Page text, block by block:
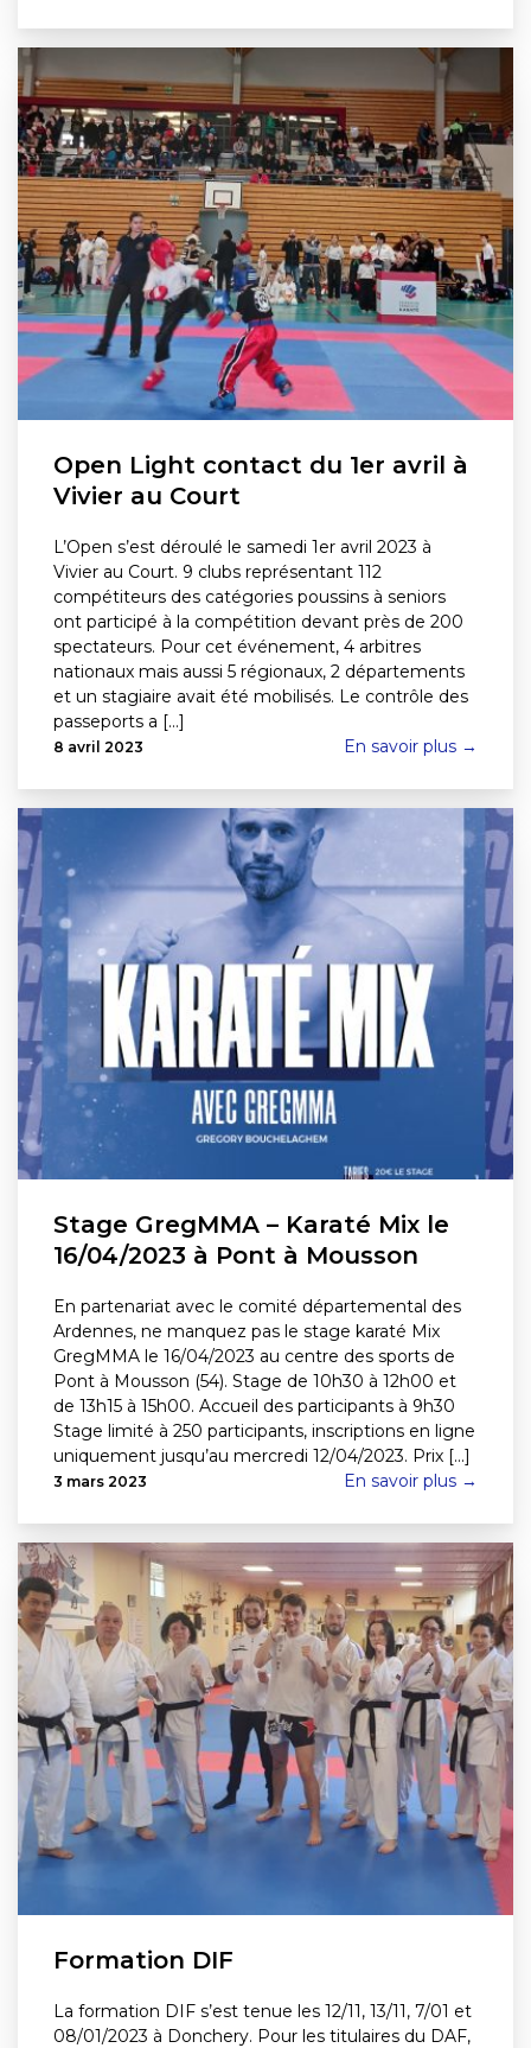
Open Light contact du 1er avril à
Vivier au Court
L’Open s’est déroulé le samedi 1er avril 2023 à
Vivier au Court. 9 clubs représentant 112
compétiteurs des catégories poussins à seniors
ont participé à la compétition devant près de 200
spectateurs. Pour cet événement, 4 arbitres
nationaux mais aussi 5 régionaux, 2 départements
et un stagiaire avait été mobilisés. Le contrôle des
passeports a [...]
8 avril 2023 En savoir plus →
Stage GregMMA – Karaté Mix le
16/04/2023 à Pont à Mousson
En partenariat avec le comité départemental des
Ardennes, ne manquez pas le stage karaté Mix
GregMMA le 16/04/2023 au centre des sports de
Pont à Mousson (54). Stage de 10h30 à 12h00 et
de 13h15 à 15h00. Accueil des participants à 9h30
Stage limité à 250 participants, inscriptions en ligne
uniquement jusqu’au mercredi 12/04/2023. Prix [...]
3 mars 2023 En savoir plus →
Formation DIF
La formation DIF s’est tenue les 12/11, 13/11, 7/01 et
08/01/2023 à Donchery. Pour les titulaires du DAF,